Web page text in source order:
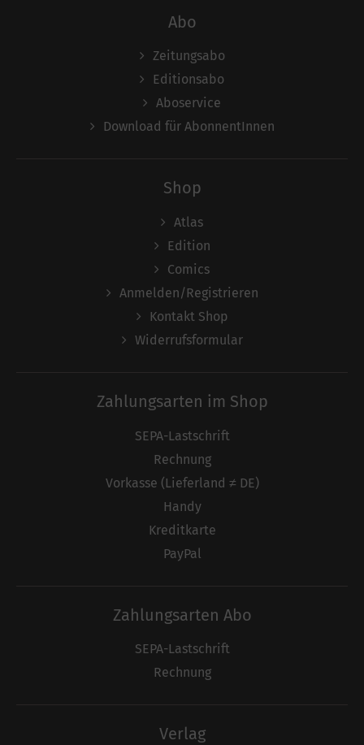
Abo
Zeitungsabo
Editionsabo
Aboservice
Download für AbonnentInnen
Shop
Atlas
Edition
Comics
Anmelden/Registrieren
Kontakt Shop
Widerrufsformular
Zahlungsarten im Shop
SEPA-Lastschrift
Rechnung
Vorkasse (Lieferland ≠ DE)
Handy
Kreditkarte
PayPal
Zahlungsarten Abo
SEPA-Lastschrift
Rechnung
Verlag